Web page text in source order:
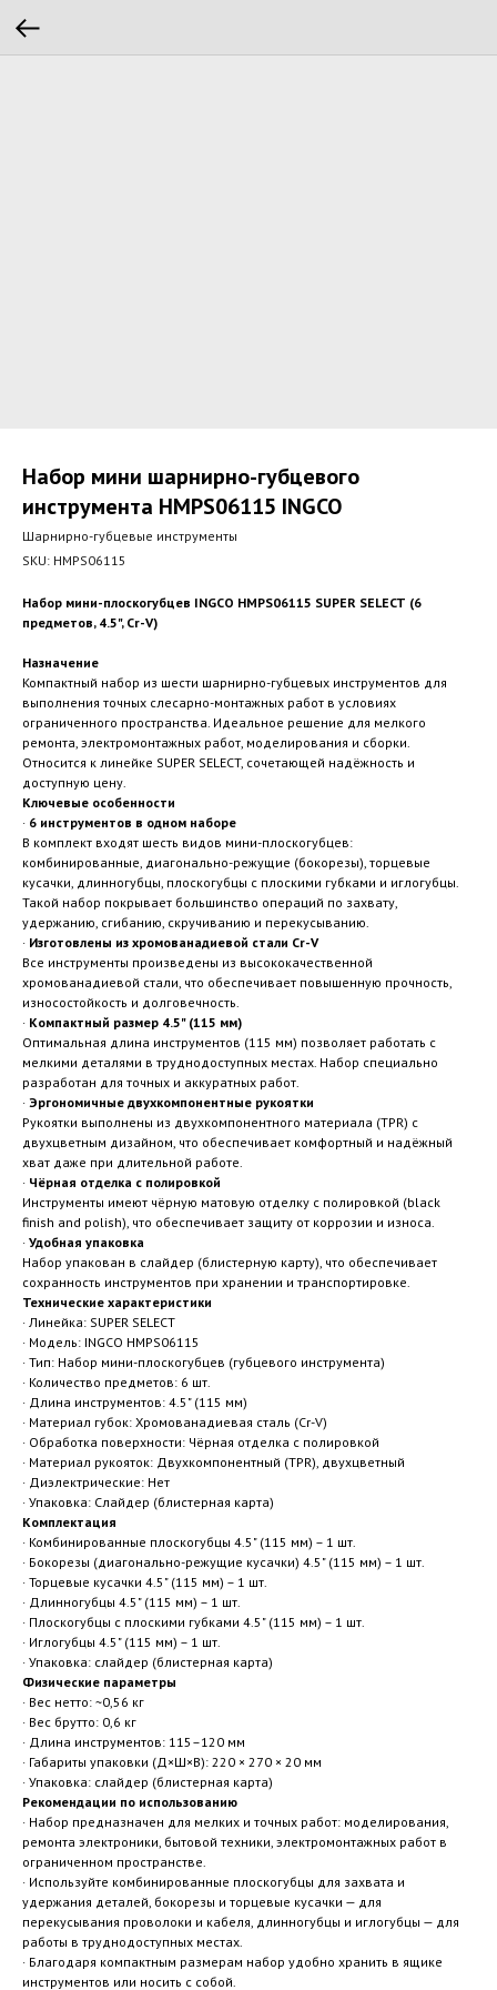
Набор мини шарнирно-губцевого
инструмента HMPS06115 INGCO
Шарнирно-губцевые инструменты
SKU: HMPS06115
Набор мини-плоскогубцев INGCO HMPS06115 SUPER SELECT (6
предметов, 4.5", Cr-V)
Назначение
Компактный набор из шести шарнирно-губцевых инструментов для
выполнения точных слесарно-монтажных работ в условиях
ограниченного пространства. Идеальное решение для мелкого
ремонта, электромонтажных работ, моделирования и сборки.
Относится к линейке SUPER SELECT, сочетающей надёжность и
доступную цену.
Ключевые особенности
· 6 инструментов в одном наборе
В комплект входят шесть видов мини-плоскогубцев:
комбинированные, диагонально-режущие (бокорезы), торцевые
кусачки, длинногубцы, плоскогубцы с плоскими губками и иглогубцы.
Такой набор покрывает большинство операций по захвату,
удержанию, сгибанию, скручиванию и перекусыванию.
· Изготовлены из хромованадиевой стали Cr-V
Все инструменты произведены из высококачественной
хромованадиевой стали, что обеспечивает повышенную прочность,
износостойкость и долговечность.
· Компактный размер 4.5" (115 мм)
Оптимальная длина инструментов (115 мм) позволяет работать с
мелкими деталями в труднодоступных местах. Набор специально
разработан для точных и аккуратных работ.
· Эргономичные двухкомпонентные рукоятки
Рукоятки выполнены из двухкомпонентного материала (TPR) с
двухцветным дизайном, что обеспечивает комфортный и надёжный
хват даже при длительной работе.
· Чёрная отделка с полировкой
Инструменты имеют чёрную матовую отделку с полировкой (black
finish and polish), что обеспечивает защиту от коррозии и износа.
· Удобная упаковка
Набор упакован в слайдер (блистерную карту), что обеспечивает
сохранность инструментов при хранении и транспортировке.
Технические характеристики
· Линейка: SUPER SELECT
· Модель: INGCO HMPS06115
· Тип: Набор мини-плоскогубцев (губцевого инструмента)
· Количество предметов: 6 шт.
· Длина инструментов: 4.5" (115 мм)
· Материал губок: Хромованадиевая сталь (Cr-V)
· Обработка поверхности: Чёрная отделка с полировкой
· Материал рукояток: Двухкомпонентный (TPR), двухцветный
· Диэлектрические: Нет
· Упаковка: Слайдер (блистерная карта)
Комплектация
· Комбинированные плоскогубцы 4.5" (115 мм) – 1 шт.
· Бокорезы (диагонально-режущие кусачки) 4.5" (115 мм) – 1 шт.
· Торцевые кусачки 4.5" (115 мм) – 1 шт.
· Длинногубцы 4.5" (115 мм) – 1 шт.
· Плоскогубцы с плоскими губками 4.5" (115 мм) – 1 шт.
· Иглогубцы 4.5" (115 мм) – 1 шт.
· Упаковка: слайдер (блистерная карта)
Физические параметры
· Вес нетто: ~0,56 кг
· Вес брутто: 0,6 кг
· Длина инструментов: 115–120 мм
· Габариты упаковки (Д×Ш×В): 220 × 270 × 20 мм
· Упаковка: слайдер (блистерная карта)
Рекомендации по использованию
· Набор предназначен для мелких и точных работ: моделирования,
ремонта электроники, бытовой техники, электромонтажных работ в
ограниченном пространстве.
· Используйте комбинированные плоскогубцы для захвата и
удержания деталей, бокорезы и торцевые кусачки — для
перекусывания проволоки и кабеля, длинногубцы и иглогубцы — для
работы в труднодоступных местах.
· Благодаря компактным размерам набор удобно хранить в ящике
инструментов или носить с собой.